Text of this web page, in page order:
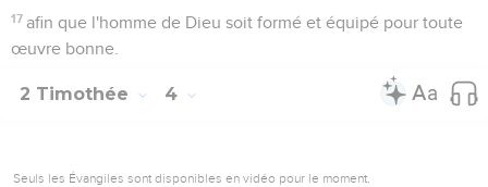
17 afin que l'homme de Dieu soit formé et équipé pour toute
œuvre bonne.
2 Timothée 4
Seuls les Évangiles sont disponibles en vidéo pour le moment.